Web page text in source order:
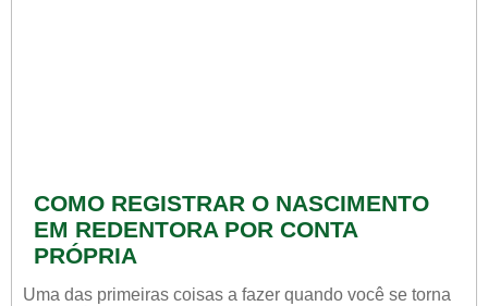
COMO REGISTRAR O NASCIMENTO
EM REDENTORA POR CONTA
PRÓPRIA
Uma das primeiras coisas a fazer quando você se torna